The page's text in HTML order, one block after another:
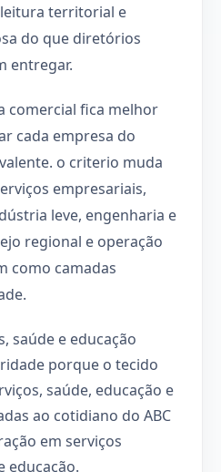
territorial e
do que diretórios
entregar.
comercial fica melhor
cada empresa do
o criterio muda
empresariais,
leve, engenharia e
regional e operação
como camadas
saúde e educação
porque o tecido
saúde, educação e
ao cotidiano do ABC
em serviços
educação.